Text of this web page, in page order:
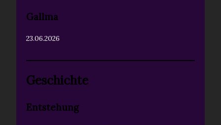
Gallma
23.06.2026
Geschichte
Entstehung